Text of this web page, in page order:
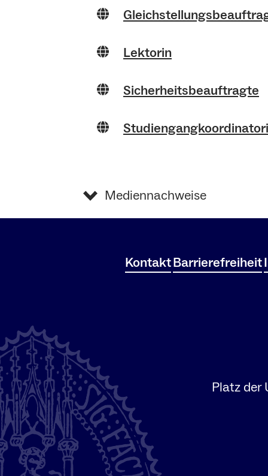
Lektorin
Sicherheitsbeauftragte
Mediennachweise
KontaktBarrierefreiheit
Platz der